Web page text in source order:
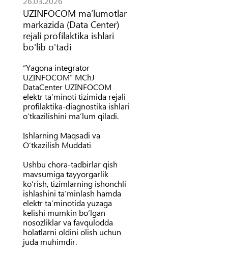
UZINFOCOM maʼlumotlar
markazida (Data Center)
rejali profilaktika ishlari
bo'lib o'tadi
“Yagona integrator
UZINFOCOM” MChJ
DataCenter UZINFOCOM
elektr ta’minoti tizimida rejali
profilaktika-diagnostika ishlari
o‘tkazilishini ma’lum qiladi.
Ishlarning Maqsadi va
O‘tkazilish Muddati
Ushbu chora-tadbirlar qish
mavsumiga tayyorgarlik
ko‘rish, tizimlarning ishonchli
ishlashini ta’minlash hamda
elektr ta’minotida yuzaga
kelishi mumkin bo‘lgan
nosozliklar va favqulodda
holatlarni oldini olish uchun
juda muhimdir.